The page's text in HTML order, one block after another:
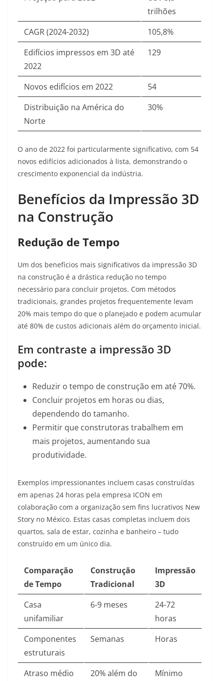
trilhões
CAGR (2024-2032)
105,8%
Edifícios impressos em 3D até
2022
129
Novos edifícios em 2022
54
Distribuição na América do
Norte
30%
O ano de 2022 foi particularmente significativo, com 54
novos edifícios adicionados à lista, demonstrando o
crescimento exponencial da indústria.
Benefícios da Impressão 3D
na Construção
Redução de Tempo
Um dos benefícios mais significativos da impressão 3D
na construção é a drástica redução no tempo
necessário para concluir projetos. Com métodos
tradicionais, grandes projetos frequentemente levam
20% mais tempo do que o planejado e podem acumular
até 80% de custos adicionais além do orçamento inicial.
Em contraste a impressão 3D
pode:
Reduzir o tempo de construção em até 70%.
Concluir projetos em horas ou dias,
dependendo do tamanho.
Permitir que construtoras trabalhem em
mais projetos, aumentando sua
produtividade.
Exemplos impressionantes incluem casas construídas
em apenas 24 horas pela empresa ICON em
colaboração com a organização sem fins lucrativos New
Story no México. Estas casas completas incluem dois
quartos, sala de estar, cozinha e banheiro – tudo
construído em um único dia.
Comparação
de Tempo
Construção
Tradicional
Impressão
3D
Casa
unifamiliar
6-9 meses
24-72
horas
Componentes
estruturais
Semanas Horas
Atraso médio
20% além do
Mínimo